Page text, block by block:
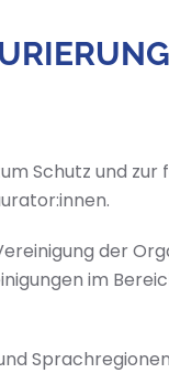
Schutz und
der
im